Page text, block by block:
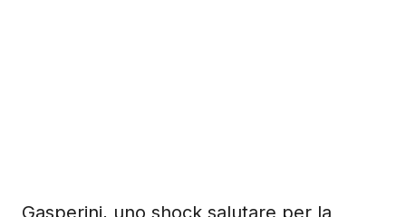
Gasperini, uno shock salutare per la